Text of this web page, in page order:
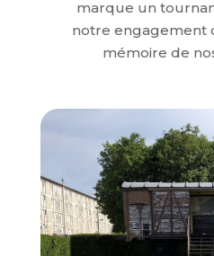
marque un
notre engagement
mémoire de